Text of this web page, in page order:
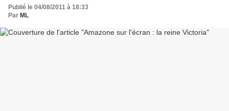
Publié le 04/08/2011 à 18:33
Par ML